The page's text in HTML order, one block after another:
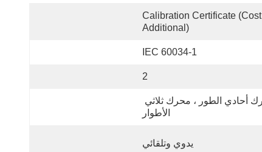
Calibration Certificate (cost
Additional)
IEC 60034-1
2
الأطوار
يدوي وتلقائي